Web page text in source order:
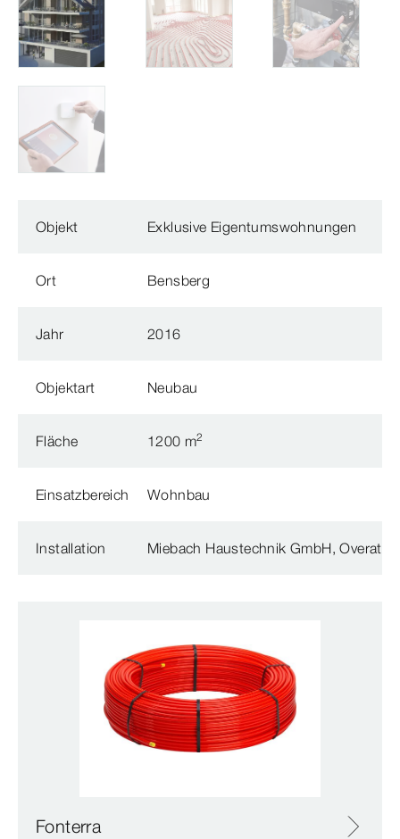
Objekt Exklusive Eigentumswohnungen
Ort Bensberg
Jahr 2016
Objektart Neubau
Fläche 1200 m2
Einsatzbereich Wohnbau
Installation Miebach Haustechnik GmbH, Overath
Fonterra